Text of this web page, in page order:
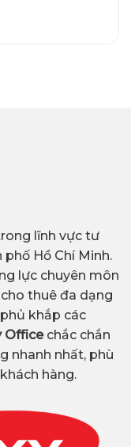
lĩnh vực tư
Hồ Chí Minh.
lực chuyên môn
thuê đa dạng
khắp các
Office chắc chắn
nhanh nhất, phù
hàng.